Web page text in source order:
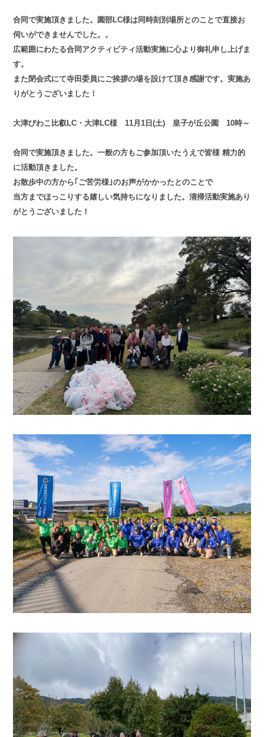
合同で実施頂きました。園部LC様は同時刻別場所とのことで直接お
伺いができませんでした。。
広範囲にわたる合同アクティビティ活動実施に心より御礼申し上げま
す。
また閉会式にて寺田委員にご挨拶の場を設けて頂き感謝です。実施あ
りがとうございました！
大津びわこ比叡LC・大津LC様 11月1日(土) 皇子が丘公園 10時～
合同で実施頂きました。一般の方もご参加頂いたうえで皆様 精力的
に活動頂きました。
お散歩中の方から｢ご苦労様｣のお声がかかったとのことで
当方までほっこりする嬉しい気持ちになりました。清掃活動実施あり
がとうございました！